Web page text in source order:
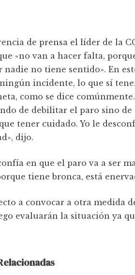
de prensa el líder de la
«no van a hacer falta,
nadie no tiene sentido». En
incidente, lo que sí
como se dice
de debilitar el paro sino
tener cuidado. Yo le
dijo.
en que el paro va a ser
tiene bronca, está
a convocar a otra medida
evaluarán la situación ya